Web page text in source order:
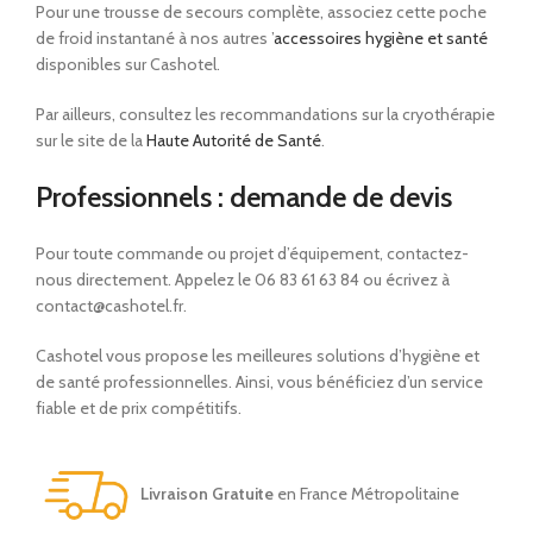
Pour une trousse de secours complète, associez cette poche
de froid instantané à nos autres ’accessoires hygiène et santé
disponibles sur Cashotel.
Par ailleurs, consultez les recommandations sur la cryothérapie
sur le site de laHaute Autorité de Santé.
Professionnels : demande de devis
Pour toute commande ou projet d’équipement, contactez-
nous directement. Appelez le 06 83 61 63 84 ou écrivez à
contact@cashotel.fr.
Cashotel vous propose les meilleures solutions d’hygiène et
de santé professionnelles. Ainsi, vous bénéficiez d’un service
fiable et de prix compétitifs.
Livraison Gratuite en France Métropolitaine